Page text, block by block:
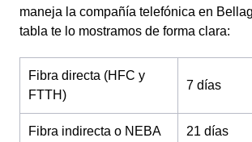
maneja la compañía telefónica en
tabla te lo mostramos de forma clara:
Fibra directa (HFC y
FTTH)
7 días
Fibra indirecta o NEBA 21 días